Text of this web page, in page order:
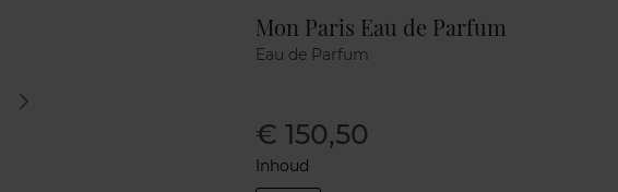
Mon Paris Eau de Parfum
Eau de Parfum
€ 150,50
Inhoud